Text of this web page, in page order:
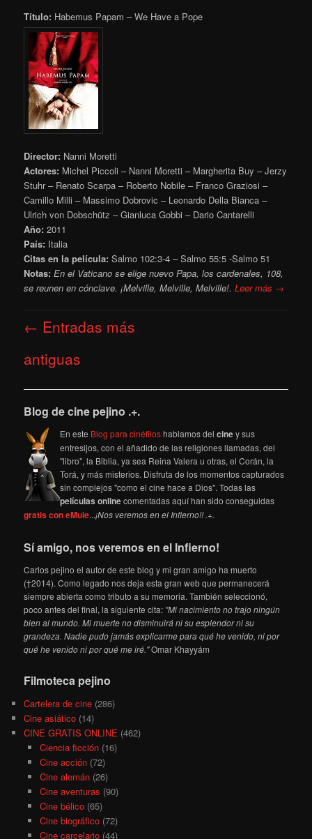
Título: Habemus Papam – We Have a Pope
Director: Nanni Moretti
Actores: Michel Piccoli – Nanni Moretti – Margherita Buy – Jerzy
Stuhr – Renato Scarpa – Roberto Nobile – Franco Graziosi –
Camillo Milli – Massimo Dobrovic – Leonardo Della Bianca –
Ulrich von Dobschütz – Gianluca Gobbi – Dario Cantarelli
Año: 2011
País: Italia
Citas en la película: Salmo 102:3-4 – Salmo 55:5 -Salmo 51
Notas: En el Vaticano se elige nuevo Papa, los cardenales, 108,
se reunen en cónclave. ¡Melville, Melville, Melville!.Leer más →
de
← Entradas más
antiguas
Blog de cine pejino .+.
En este Blog para cinéfiloshablamos delciney sus
entresijos, con el añadido de las religiones llamadas, del
"libro", la Biblia, ya sea Reina Valera u otras, el Corán, la
Torá, y más misterios. Disfruta de los momentos capturados
sin complejos "como el cine hace a Dios". Todas las
películas onlinecomentadas aquí han sido conseguidas
gratis con eMule...¡Nos veremos en el Infierno!! .+.
Sí amigo, nos veremos en el Infierno!
Carlos pejino el autor de este blog y mi gran amigo ha muerto
(†2014). Como legado nos deja esta gran web que permanecerá
siempre abierta como tributo a su memoria. También seleccionó,
poco antes del final, la siguiente cita: "Mi nacimiento no trajo ningún
bien al mundo. Mi muerte no disminuirá ni su esplendor ni su
grandeza. Nadie pudo jamás explicarme para qué he venido, ni por
qué he venido ni por qué me iré."Omar Khayyám
Filmoteca pejino
Cartelera de cine (286)
Cine asiático (14)
CINE GRATIS ONLINE (462)
Ciencia ficción(16)
Cine acción(72)
Cine alemán(26)
Cine aventuras (90)
Cine bélico(65)
Cine biográfico(72)
Cine carcelario(44)